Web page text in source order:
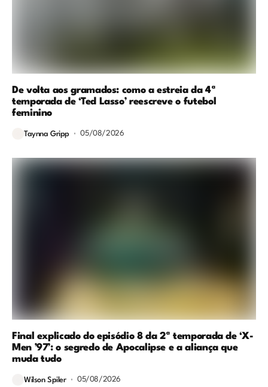
De volta aos gramados: como a estreia da 4ª
temporada de ‘Ted Lasso’ reescreve o futebol
feminino
Taynna Gripp 05/08/2026
Final explicado do episódio 8 da 2ª temporada de ‘X-
Men ’97’: o segredo de Apocalipse e a aliança que
muda tudo
Wilson Spiler 05/08/2026